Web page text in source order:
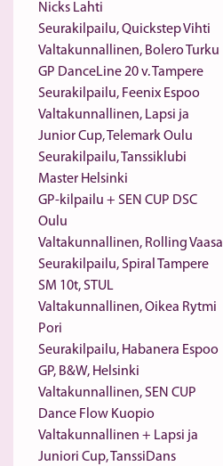
Nicks Lahti
Seurakilpailu, Quickstep Vihti
Valtakunnallinen, Bolero Turku
GP DanceLine 20 v. Tampere
Seurakilpailu, Feenix Espoo
Valtakunnallinen, Lapsi ja
Junior Cup, Telemark Oulu
Seurakilpailu, Tanssiklubi
Master Helsinki
GP-kilpailu + SEN CUP DSC
Oulu
Valtakunnallinen, Rolling Vaasa
Seurakilpailu, Spiral Tampere
SM 10t, STUL
Valtakunnallinen, Oikea Rytmi
Pori
Seurakilpailu, Habanera Espoo
GP, B&W, Helsinki
Valtakunnallinen, SEN CUP
Dance Flow Kuopio
Valtakunnallinen + Lapsi ja
Juniori Cup, TanssiDans